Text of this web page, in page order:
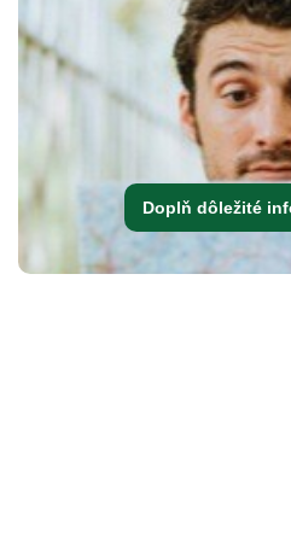
Doplň dôležité